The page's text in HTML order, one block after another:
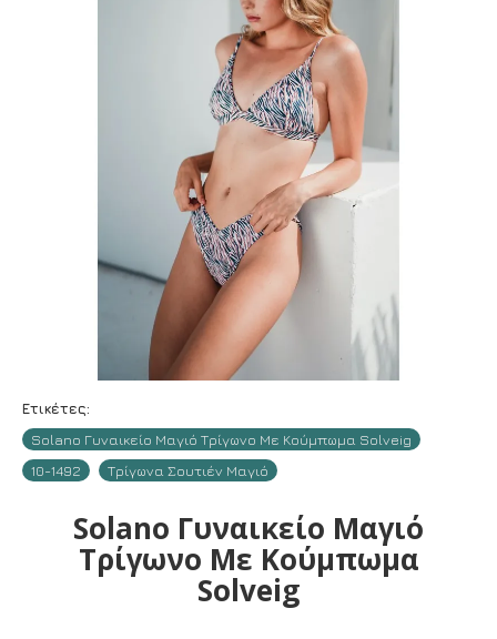
Ετικέτες:
Solano Γυναικείο Μαγιό Τρίγωνο Με Κούμπωμα Solveig
10-1492
Τρίγωνα Σουτιέν Μαγιό
Solano Γυναικείο Μαγιό
Τρίγωνο Με Κούμπωμα
Solveig